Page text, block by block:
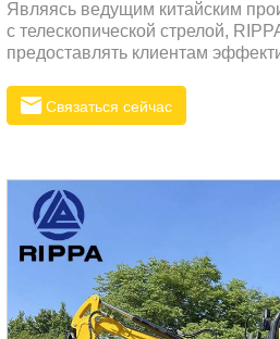
Являясь ведущим китайским
с телескопической стрелой,
предоставлять клиентам
Модель R930T специально
условий эксплуатации и высокой
строительных площадках, в
Связаться сейчас